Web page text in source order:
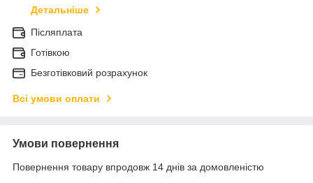
Детальніше
Післяплата
Готівкою
Безготівковий розрахунок
Всі умови оплати
Умови повернення
Повернення товару впродовж 14 днів за домовленістю